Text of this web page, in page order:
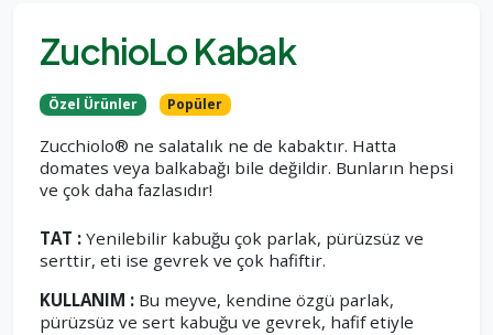
ZuchioLo Kabak
Özel Ürünler Popüler
Zucchiolo® ne salatalık ne de kabaktır. Hatta
domates veya balkabağı bile değildir. Bunların hepsi
ve çok daha fazlasıdır!
TAT : Yenilebilir kabuğu çok parlak, pürüzsüz ve
serttir, eti ise gevrek ve çok hafiftir.
KULLANIM : Bu meyve, kendine özgü parlak,
pürüzsüz ve sert kabuğu ve gevrek, hafif etiyle